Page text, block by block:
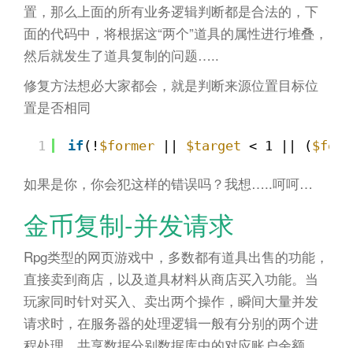
置，那么上面的所有业务逻辑判断都是合法的，下
面的代码中，将根据这“两个”道具的属性进行堆叠，
然后就发生了道具复制的问题…..
修复方法想必大家都会，就是判断来源位置目标位
置是否相同
1 if (! $former || $target < 1 || (
如果是你，你会犯这样的错误吗？我想…..呵呵…
金币复制-并发请求
Rpg类型的网页游戏中，多数都有道具出售的功能，
直接卖到商店，以及道具材料从商店买入功能。当
玩家同时针对买入、卖出两个操作，瞬间大量并发
请求时，在服务器的处理逻辑一般有分别的两个进